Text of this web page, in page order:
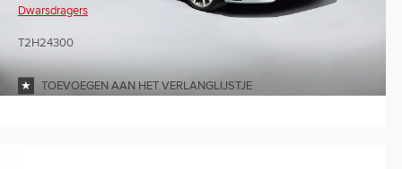
Dwarsdragers
T2H24300
TOEVOEGEN AAN HET VERLANGLIJSTJE